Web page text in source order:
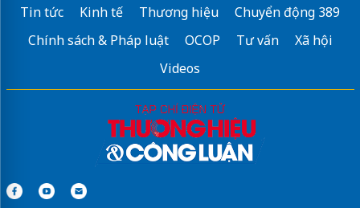
Tin tức Kinh tế Thương hiệu
Chuyển động 389
Chính sách & Pháp luật
OCOP Tư vấn
Xã hội
Videos